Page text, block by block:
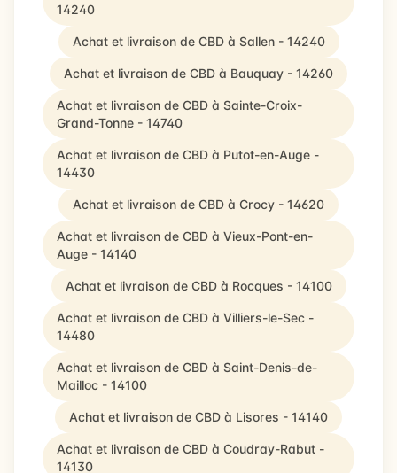
14240
Achat et livraison de CBD à Sallen - 14240
Achat et livraison de CBD à Bauquay - 14260
Achat et livraison de CBD à Sainte-Croix-
Grand-Tonne - 14740
Achat et livraison de CBD à Putot-en-Auge -
14430
Achat et livraison de CBD à Crocy - 14620
Achat et livraison de CBD à Vieux-Pont-en-
Auge - 14140
Achat et livraison de CBD à Rocques - 14100
Achat et livraison de CBD à Villiers-le-Sec -
14480
Achat et livraison de CBD à Saint-Denis-de-
Mailloc - 14100
Achat et livraison de CBD à Lisores - 14140
Achat et livraison de CBD à Coudray-Rabut -
14130